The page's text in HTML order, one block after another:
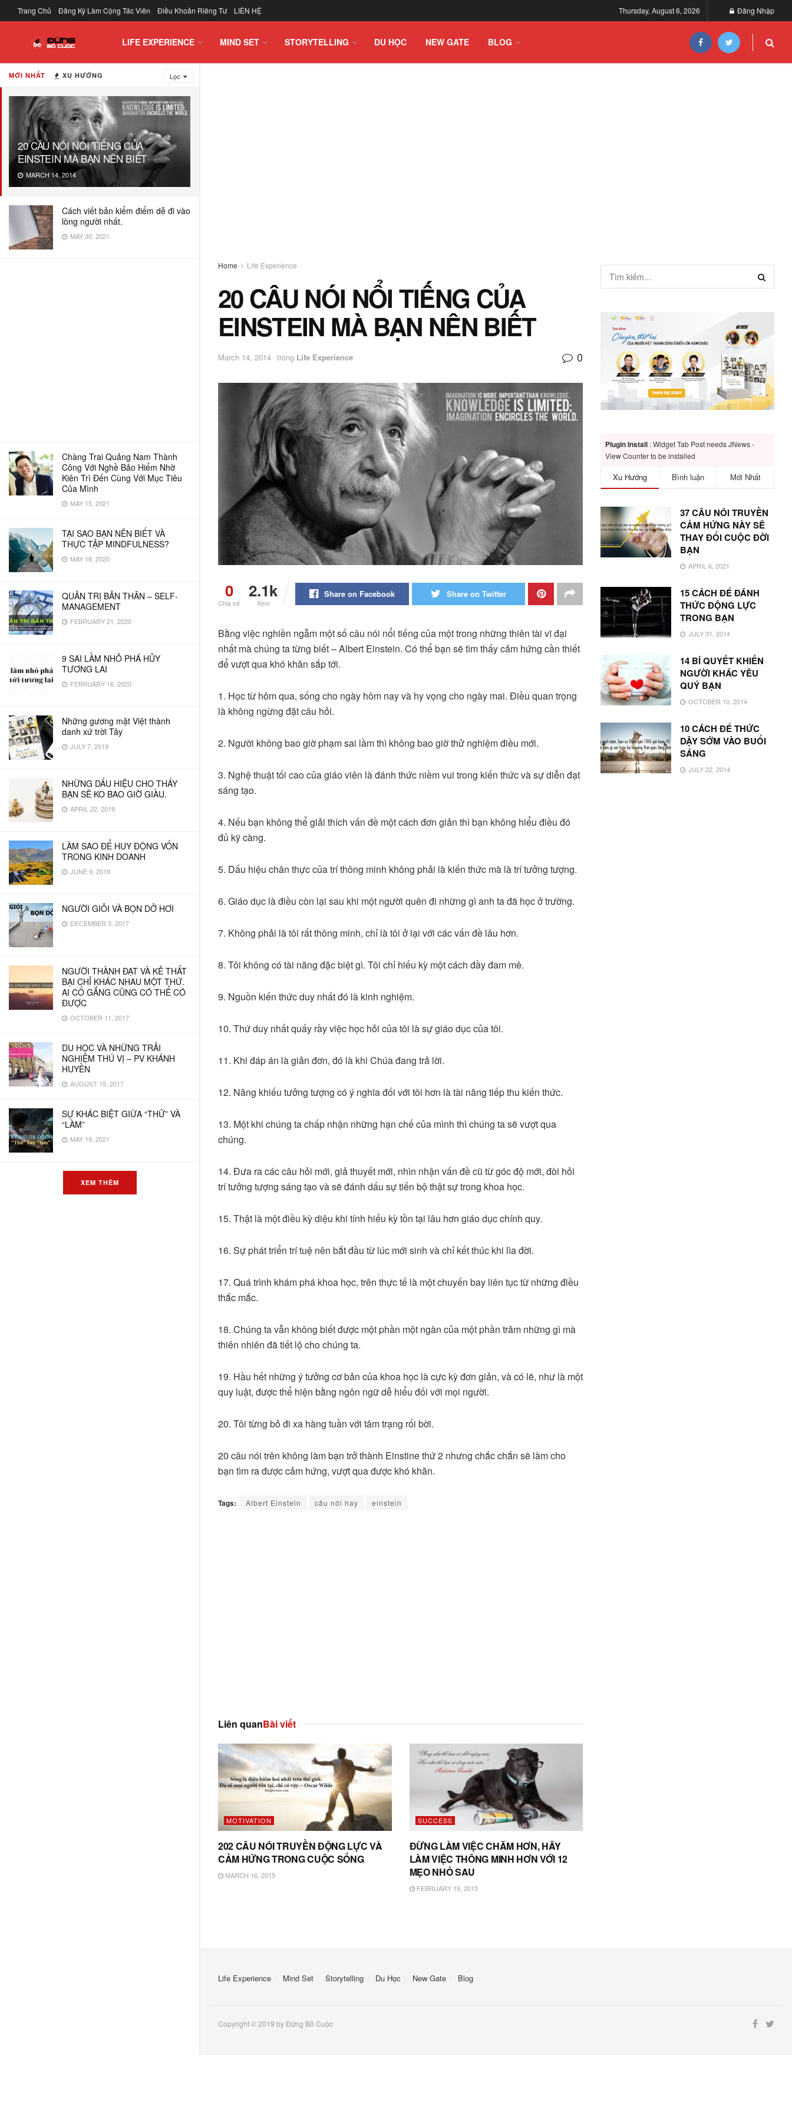
MỚI NHẤT XU HƯỚNG Lọc
20 CÂU NÓI NỔI TIẾNG CỦA
EINSTEIN MÀ BẠN NÊN BIẾT
MARCH 14, 2014
Cách viết bản kiểm điểm dễ đi vào
lòng người nhất.
MAY 30, 2021
Chàng Trai Quảng Nam Thành
Công Với Nghề Bảo Hiểm Nhờ
Kiên Trì Đến Cùng Với Mục Tiêu
Của Mình
MAY 15, 2021
TẠI SAO BẠN NÊN BIẾT VÀ
THỰC TẬP MINDFULNESS?
MAY 18, 2020
QUẢN TRỊ BẢN THÂN – SELF-
MANAGEMENT
FEBRUARY 21, 2020
9 SAI LẦM NHỎ PHÁ HỦY
TƯƠNG LAI
FEBRUARY 16, 2020
Những gương mặt Việt thành
danh xứ trời Tây
JULY 7, 2019
NHỮNG DẤU HIỆU CHO THẤY
BẠN SẼ KO BAO GIỜ GIÀU.
APRIL 22, 2019
LÀM SAO ĐỂ HUY ĐỘNG VỐN
TRONG KINH DOANH
JUNE 9, 2019
NGƯỜI GIỎI VÀ BỌN DỞ HƠI
DECEMBER 3, 2017
NGƯỜI THÀNH ĐẠT VÀ KẺ THẤT
BẠI CHỈ KHÁC NHAU MỘT THỨ.
AI CỐ GẮNG CŨNG CÓ THỂ CÓ
ĐƯỢC
OCTOBER 11, 2017
DU HỌC VÀ NHỮNG TRẢI
NGHIỆM THÚ VỊ – PV KHÁNH
HUYỀN
AUGUST 15, 2017
SỰ KHÁC BIỆT GIỮA “THỬ” VÀ
“LÀM”
MAY 19, 2021
XEM THÊM
Trang Chủ Đăng Ký Làm Cộng Tác Viên Điều Khoản Riêng Tư LIÊN HỆ Thursday, August 6, 2026 Đăng Nhập
LIFE EXPERIENCE MIND SET STORYTELLING DU HỌC NEW GATE BLOG
Home Life Experience
20 CÂU NÓI NỔI TIẾNG CỦA
EINSTEIN MÀ BẠN NÊN BIẾT
March 14, 2014 trong Life Experience 0
0
Chia sẻ
2.1k
Xem
Share on Facebook Share on Twitter
Bằng việc nghiền ngẫm một số câu nói nổi tiếng của một trong những thiên tài vĩ đại
nhất mà chúng ta từng biết – Albert Einstein. Có thể bạn sẽ tìm thấy cảm hứng cần thiết
để vượt qua khó khăn sắp tới.
1. Học từ hôm qua, sống cho ngày hôm nay và hy vọng cho ngày mai. Điều quan trọng
là không ngừng đặt câu hỏi.
2. Người không bao giờ phạm sai lầm thì không bao giờ thử nghiệm điều mới.
3. Nghệ thuật tối cao của giáo viên là đánh thức niềm vui trong kiến thức và sự diễn đạt
sáng tạo.
4. Nếu bạn không thể giải thích vấn đề một cách đơn giản thì bạn không hiểu điều đó
đủ kỹ càng.
5. Dấu hiệu chân thực của trí thông minh không phải là kiến thức mà là trí tưởng tượng.
6. Giáo dục là điều còn lại sau khi một người quên đi những gì anh ta đã học ở trường.
7. Không phải là tôi rất thông minh, chỉ là tôi ở lại với các vấn đề lâu hơn.
8. Tôi không có tài năng đặc biệt gì. Tôi chỉ hiếu kỳ một cách đầy đam mê.
9. Nguồn kiến thức duy nhất đó là kinh nghiệm.
10. Thứ duy nhất quấy rầy việc học hỏi của tôi là sự giáo dục của tôi.
11. Khi đáp án là giản đơn, đó là khi Chúa đang trả lời.
12. Năng khiếu tưởng tượng có ý nghĩa đối với tôi hơn là tài năng tiếp thu kiến thức.
13. Một khi chúng ta chấp nhận những hạn chế của mình thì chúng ta sẽ vượt qua
chúng.
14. Đưa ra các câu hỏi mới, giả thuyết mới, nhìn nhận vấn đề cũ từ góc độ mới, đòi hỏi
trí tưởng tượng sáng tạo và sẽ đánh dấu sự tiến bộ thật sự trong khoa học.
15. Thật là một điều kỳ diệu khi tính hiếu kỳ tồn tại lâu hơn giáo dục chính quy.
16. Sự phát triển trí tuệ nên bắt đầu từ lúc mới sinh và chỉ kết thúc khi lìa đời.
17. Quá trình khám phá khoa học, trên thực tế là một chuyến bay liên tục từ những điều
thắc mắc.
18. Chúng ta vẫn không biết được một phần một ngàn của một phần trăm những gì mà
thiên nhiên đã tiết lộ cho chúng ta.
19. Hầu hết những ý tưởng cơ bản của khoa học là cực kỳ đơn giản, và có lẽ, như là một
quy luật, được thể hiện bằng ngôn ngữ dễ hiểu đối với mọi người.
20. Tôi từng bỏ đi xa hàng tuần với tâm trạng rối bời.
20 câu nói trên không làm bạn trở thành Einstine thứ 2 nhưng chắc chắn sẽ làm cho
bạn tìm ra được cảm hứng, vượt qua được khó khăn.
Tags: Albert Einstein câu nói hay einstein
Liên quanBài viết
MOTIVATION
202 CÂU NÓI TRUYỀN ĐỘNG LỰC VÀ
CẢM HỨNG TRONG CUỘC SỐNG
MARCH 16, 2015
SUCCESS
ĐỪNG LÀM VIỆC CHĂM HƠN, HÃY
LÀM VIỆC THÔNG MINH HƠN VỚI 12
MẸO NHỎ SAU
FEBRUARY 19, 2015
Plugin Install : Widget Tab Post needs JNews -
View Counter to be installed
Xu Hướng Bình luận Mới Nhất
37 CÂU NÓI TRUYỀN
CẢM HỨNG NÀY SẼ
THAY ĐỔI CUỘC ĐỜI
BẠN
APRIL 6, 2021
15 CÁCH ĐỂ ĐÁNH
THỨC ĐỘNG LỰC
TRONG BẠN
JULY 31, 2014
14 BÍ QUYẾT KHIẾN
NGƯỜI KHÁC YÊU
QUÝ BẠN
OCTOBER 10, 2014
10 CÁCH ĐỂ THỨC
DẬY SỚM VÀO BUỔI
SÁNG
JULY 22, 2014
Life Experience Mind Set Storytelling Du Học New Gate Blog
Copyright © 2019 by Đừng Bỏ Cuộc